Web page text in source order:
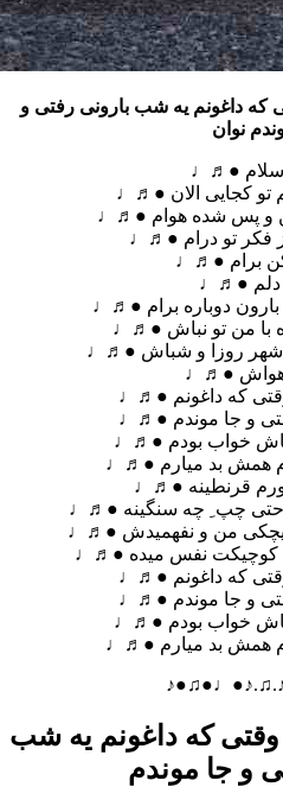
یه شب بارونی رفتی و
●♬♩
الان ●♬♩
شده هوام ●♬♩
تو درام ●♬♩
●♬♩
●♬♩
دوباره برام ●♬♩
من تو نباش ●♬♩
روزا و شباش ●♬♩
●♬♩
داغونم ●♬♩
جا موندم ●♬♩
بودم ●♬♩
بد میارم ●♬♩
●♬♩
چپ ِ چه سنگینه ●♬♩
من و نفهمیدش ●♬♩
نفس میده ●♬♩
داغونم ●♬♩
جا موندم ●♬♩
بودم ●♬♩
بد میارم ●♬♩
که داغونم یه شب
جا موندم